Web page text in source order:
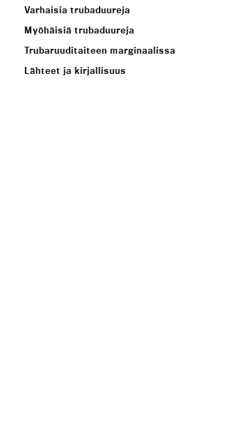
Varhaisia trubaduureja
Myöhäisiä trubaduureja
Trubaruuditaiteen marginaalissa
Lähteet ja kirjallisuus